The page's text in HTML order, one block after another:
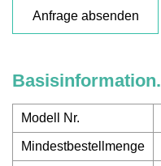
Anfrage absenden
Basisinformation.
Modell Nr.
Mindestbestellmenge